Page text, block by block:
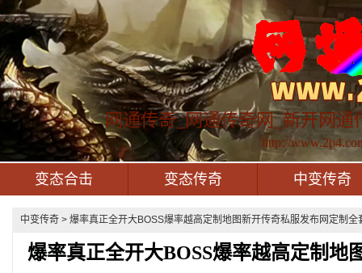
网通传奇_网通传奇网_新开网通
http://
变态合击 变态传奇 中变传奇
中变传奇 > 爆率真正全开大BOSS爆率越高定制地图新开传奇私服发布网定制全
爆率真正全开大BOSS爆率越高定制地